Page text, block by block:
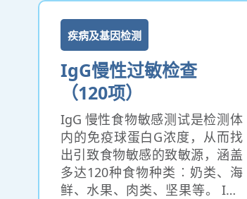
疾病及基因检测
IgG慢性过敏检查
（120项）
IgG 慢性食物敏感测试是检测体
内的免疫球蛋白G浓度，从而找
出引致食物敏感的致敏源，涵盖
多达120种食物种类︰奶类、海
鲜、水果、肉类、坚果等。 IgG